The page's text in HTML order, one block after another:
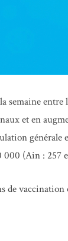
semaine
et en
générale
000 (Ain : 257
de